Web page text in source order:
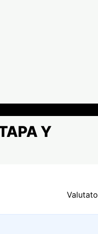
Y
Valutato